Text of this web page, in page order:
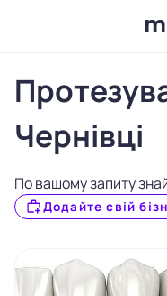
Чернівці
По вашому запиту
Додайте свій